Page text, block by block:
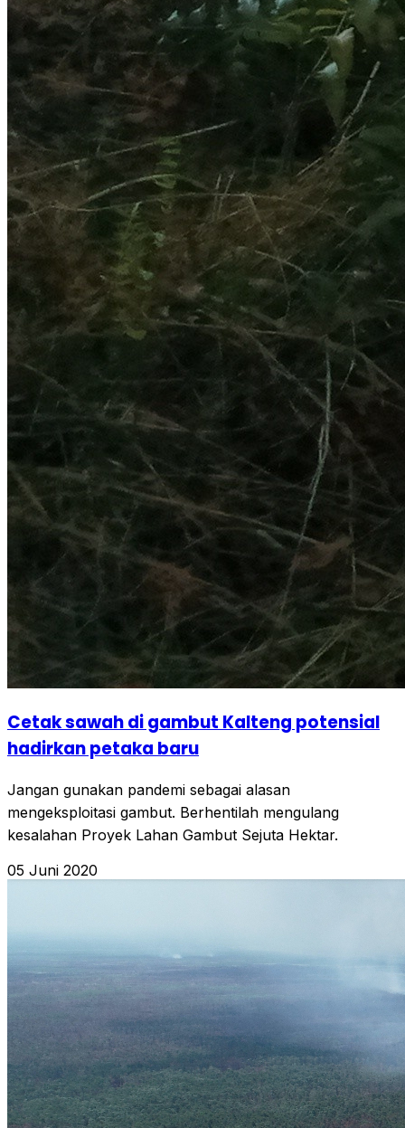
Cetak sawah di gambut Kalteng potensial
hadirkan petaka baru
Jangan gunakan pandemi sebagai alasan
mengeksploitasi gambut. Berhentilah mengulang
kesalahan Proyek Lahan Gambut Sejuta Hektar.
05 Juni 2020